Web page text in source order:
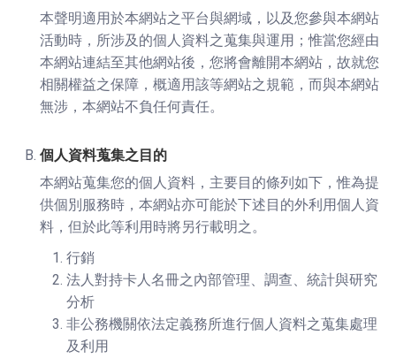
本聲明適用於本網站之平台與網域，以及您參與本網站
活動時，所涉及的個人資料之蒐集與運用；惟當您經由
本網站連結至其他網站後，您將會離開本網站，故就您
相關權益之保障，概適用該等網站之規範，而與本網站
無涉，本網站不負任何責任。
個人資料蒐集之目的
本網站蒐集您的個人資料，主要目的條列如下，惟為提
供個別服務時，本網站亦可能於下述目的外利用個人資
料，但於此等利用時將另行載明之。
行銷
法人對持卡人名冊之內部管理、調查、統計與研究
分析
非公務機關依法定義務所進行個人資料之蒐集處理
及利用